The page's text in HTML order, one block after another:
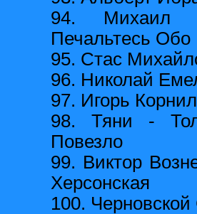
94. Михаил
Печальтесь
95. Стас
96. Николай
97. Игорь
98. Тяни -
Повезло
99. Виктор
Херсонская
100.